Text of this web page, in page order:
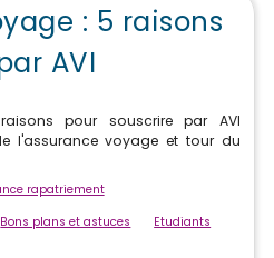
: 5 raisons
AVI
pour souscrire par AVI
l'assurance voyage et tour du
rapatriement
Bons plans et astuces
Etudiants